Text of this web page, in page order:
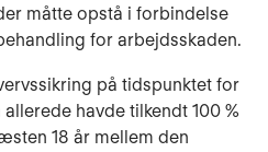
måtte opstå i forbindelse
for arbejdsskaden.
på tidspunktet for
havde tilkendt 100 %
18 år mellem den